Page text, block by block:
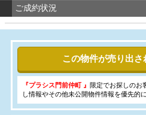
ご成約状況
この物件が売り出さ
『プラシス門前仲町 』 限定でお探しのお
し情報やその他未公開物件情報を優先的